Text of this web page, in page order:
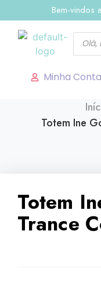
Bem-vindos
Minha Conta
Totem Ine
Totem
Trance